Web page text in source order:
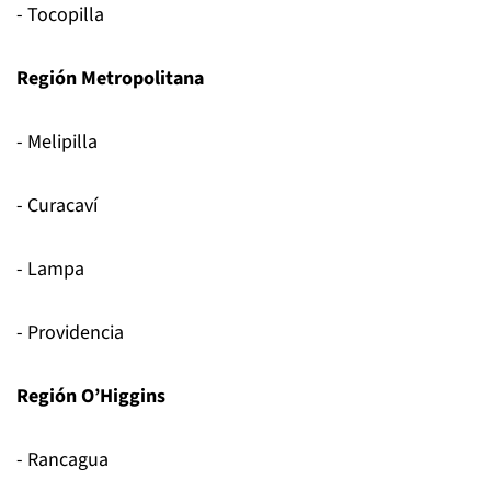
- Tocopilla
Región Metropolitana
- Melipilla
- Curacaví
- Lampa
- Providencia
Región O’Higgins
- Rancagua